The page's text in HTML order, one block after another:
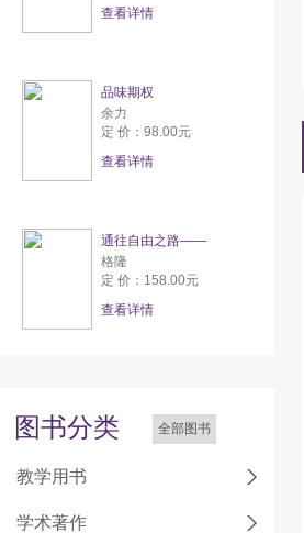
查看详情
品味期权
余力
定 价：98.00元
查看详情
通往自由之路——
格隆
定 价：158.00元
查看详情
图书分类 全部图书
教学用书
学术著作